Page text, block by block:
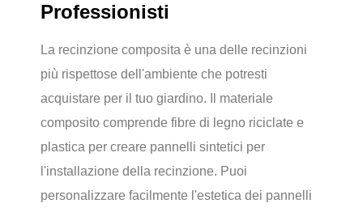
Professionisti
La recinzione composita è una delle recinzioni
più rispettose dell'ambiente che potresti
acquistare per il tuo giardino. Il materiale
composito comprende fibre di legno riciclate e
plastica per creare pannelli sintetici per
l'installazione della recinzione. Puoi
personalizzare facilmente l'estetica dei pannelli